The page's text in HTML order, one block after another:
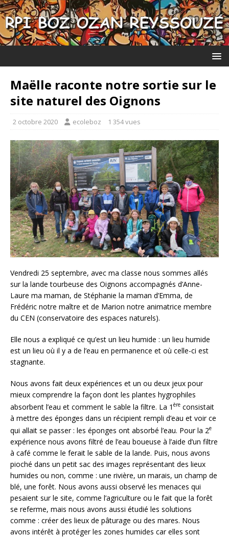
Maëlle raconte notre sortie sur le
site naturel des Oignons
2 octobre 2020 ecoleboz 1 354 vues
Vendredi 25 septembre, avec ma classe nous sommes allés
sur la lande tourbeuse des Oignons accompagnés d’Anne-
Laure ma maman, de Stéphanie la maman d’Emma, de
Frédéric notre maître et de Marion notre animatrice membre
du CEN (conservatoire des espaces naturels).
Elle nous a expliqué ce qu’est un lieu humide : un lieu humide
est un lieu où il y a de l’eau en permanence et où celle-ci est
stagnante.
Nous avons fait deux expériences et un ou deux jeux pour
mieux comprendre la façon dont les plantes hygrophiles
absorbent l’eau et comment le sable la filtre. La 1 ère consistait
à mettre des éponges dans un récipient rempli d’eau et voir ce
qui allait se passer : les éponges ont absorbé l’eau. Pour la 2e
expérience nous avons filtré de l’eau boueuse à l’aide d’un filtre
à café comme le ferait le sable de la lande. Puis, nous avons
pioché dans un petit sac des images représentant des lieux
humides ou non, comme : une rivière, un marais, un champ de
blé, une forêt. Nous avons aussi observé les menaces qui
pesaient sur le site, comme l’agriculture ou le fait que la forêt
se referme, mais nous avons aussi étudié les solutions
comme : créer des lieux de pâturage ou des mares. Nous
avons intérêt à protéger les zones humides car elles sont